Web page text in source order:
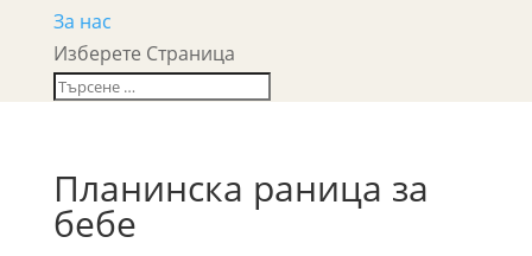
За нас
Изберете Страница
Планинска раница за
бебе